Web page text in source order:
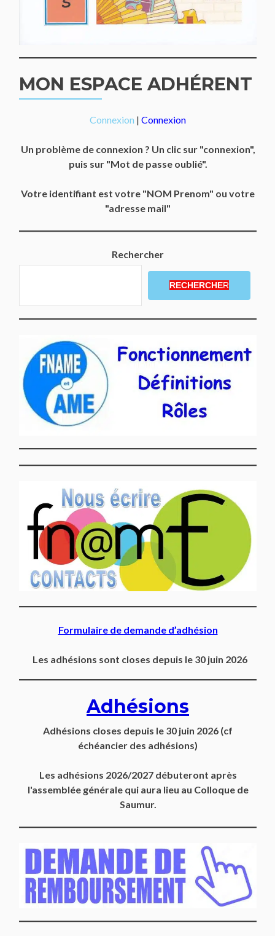
MON ESPACE ADHÉRENT
Connexion | Connexion
Un problème de connexion ? Un clic sur "connexion",
puis sur "Mot de passe oublié".
Votre identifiant est votre "NOM Prenom" ou votre
"adresse mail"
Rechercher
RECHERCHER
Formulaire de demande d’adhésion
Les adhésions sont closes depuis le 30 juin 2026
Adhésions
Adhésions closes depuis le 30 juin 2026 (cf
échéancier des adhésions)
Les adhésions 2026/2027 débuteront après
l'assemblée générale qui aura lieu au Colloque de
Saumur.